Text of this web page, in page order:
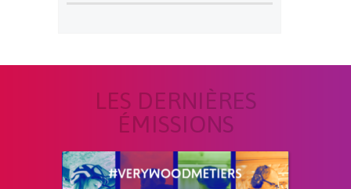
LES DERNIÈRES
ÉMISSIONS